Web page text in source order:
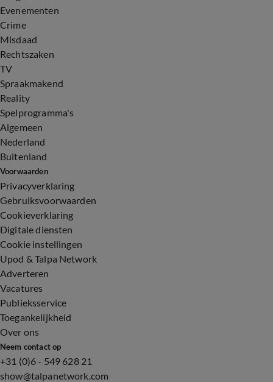
Evenementen
Crime
Misdaad
Rechtszaken
TV
Spraakmakend
Reality
Spelprogramma's
Algemeen
Nederland
Buitenland
Voorwaarden
Privacyverklaring
Gebruiksvoorwaarden
Cookieverklaring
Digitale diensten
Cookie instellingen
Upod & Talpa Network
Adverteren
Vacatures
Publieksservice
Toegankelijkheid
Over ons
Neem contact op
+31 (0)6 - 549 628 21
show@talpanetwork.com